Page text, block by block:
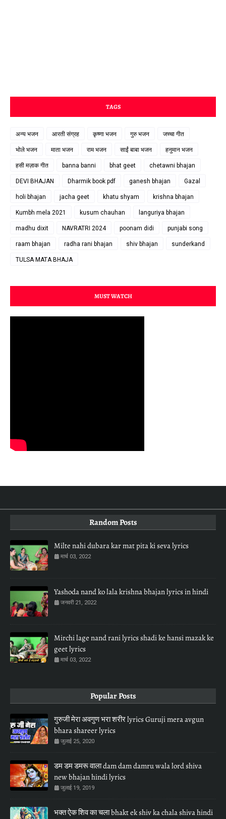
TAGS
अन्य भजन आरती संग्रह कृष्णा भजन गुरु भजन जच्चा गीत
भोले भजन माता भजन राम भजन साईं बाबा भजन हनुमान भजन
हसी मज़ाक गीत banna banni bhat geet chetawni bhajan
DEVI BHAJAN Dharmik book pdf ganesh bhajan Gazal
holi bhajan jacha geet khatu shyam krishna bhajan
Kumbh mela 2021 kusum chauhan languriya bhajan
madhu dixit NAVRATRI 2024 poonam didi punjabi song
raam bhajan radha rani bhajan shiv bhajan sunderkand
TULSA MATA BHAJA
MUST WATCH
Random Posts
Milte nahi dubara kar mat pita ki seva lyrics
मार्च 03, 2022
Yashoda nand ko lala krishna bhajan lyrics in hindi
जनवरी 21, 2022
Mirchi lage nand rani lyrics shadi ke hansi mazak ke
geet lyrics
मार्च 03, 2022
Popular Posts
गुरुजी मेरा अवगुण भरा शरीर lyrics Guruji mera avgun
bhara shareer lyrics
जुलाई 25, 2020
डम डम डमरू वाला dam dam damru wala lord shiva
new bhajan hindi lyrics
जुलाई 19, 2019
भक्त ऐक शिव का चला bhakt ek shiv ka chala shiva hindi